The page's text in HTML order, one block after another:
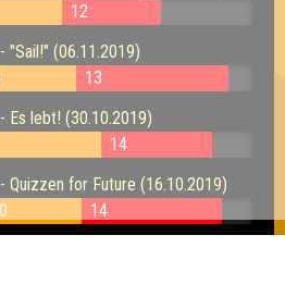
12
"Sail!" (06.11.2019)
13
Es lebt! (30.10.2019)
14
Quizzen for Future (16.10.2019)
14